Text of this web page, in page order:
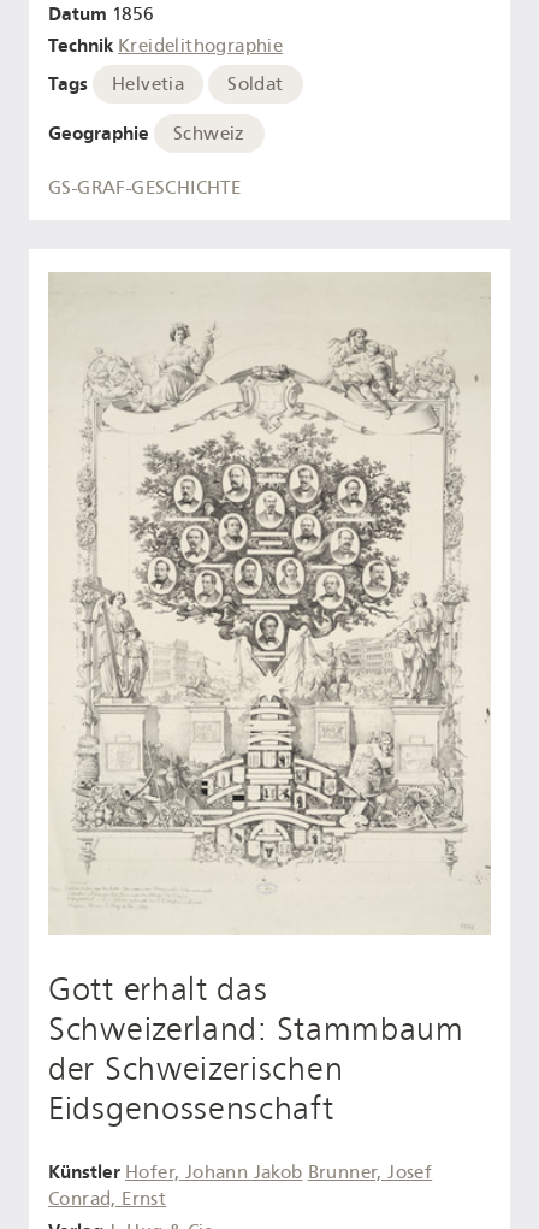
Datum 1856
Technik Kreidelithographie
Tags Helvetia Soldat
Geographie Schweiz
GS-GRAF-GESCHICHTE
Gott erhalt das
Schweizerland: Stammbaum
der Schweizerischen
Eidsgenossenschaft
Künstler Hofer, Johann Jakob Brunner, Josef
Conrad, Ernst